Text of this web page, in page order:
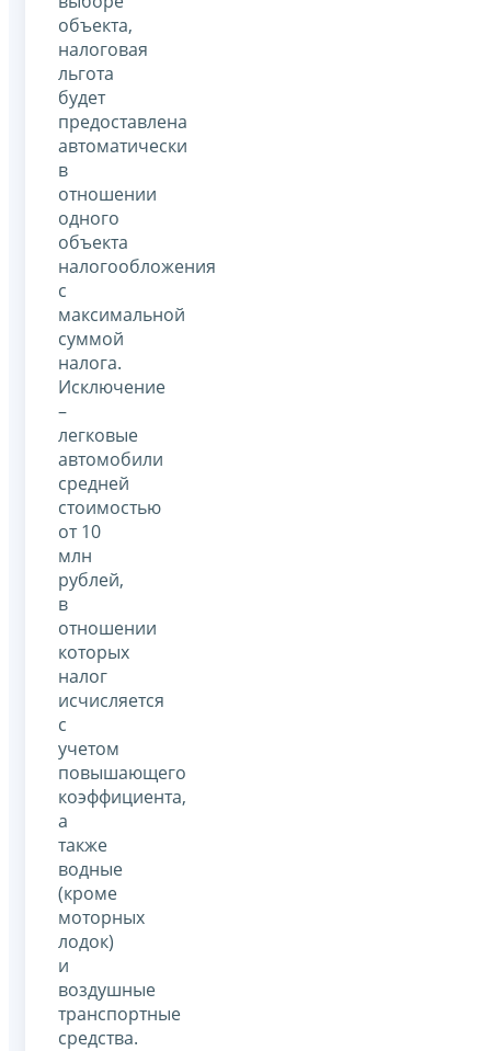
объекта,
налоговая
льгота
будет
предоставлена
автоматически
в
отношении
одного
объекта
налогообложения
с
максимальной
суммой
налога.
Исключение
–
легковые
автомобили
средней
стоимостью
от 10
млн
рублей,
в
отношении
которых
налог
исчисляется
с
учетом
повышающего
коэффициента,
а
также
водные
(кроме
моторных
лодок)
и
воздушные
транспортные
средства.